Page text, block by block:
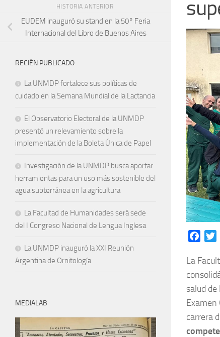
La
salud
Examen
carrera
HISTORIA ANTERIOR
EUDEM inauguró su stand en la 50° Feria
Internacional del Libro de Buenos Aires
RECIÉN PUBLICADO
La UNMDP fortalece sus políticas de
cuidado en la Semana Mundial de la Lactancia
El Observatorio Electoral de la UNMDP
presentó un relevamiento sobre la
implementación de la Boleta Única de Papel
Investigación de la UNMDP busca aportar
herramientas para un uso más sostenible del
agua subterránea en la agricultura
La Facultad de Humanidades será sede
del I Congreso Nacional de Lengua Inglesa
La UNMDP inauguró la XXI Reunión
Argentina de Ornitología
MEDIALAB